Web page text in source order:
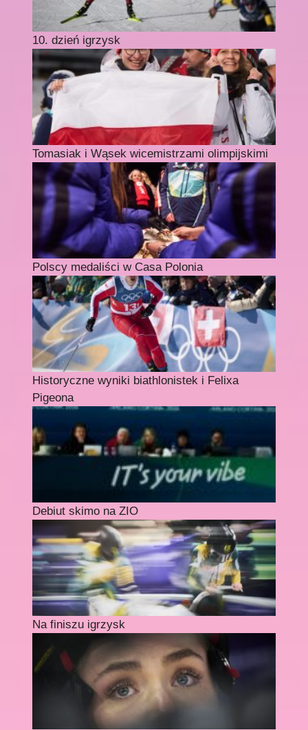
10. dzień igrzysk
Tomasiak i Wąsek wicemistrzami olimpijskimi
Polscy medaliści w Casa Polonia
Historyczne wyniki biathlonistek i Felixa
Pigeona
Debiut skimo na ZIO
Na finiszu igrzysk